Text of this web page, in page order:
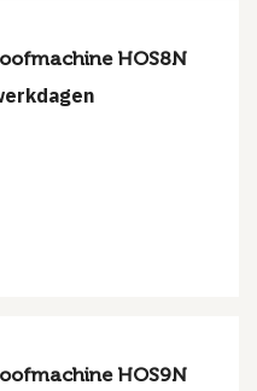
HOS8N
HOS9N